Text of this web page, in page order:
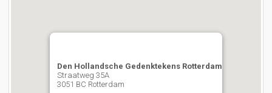
Den Hollandsche Gedenktekens Rotterdam
Straatweg 35A
3051 BC Rotterdam